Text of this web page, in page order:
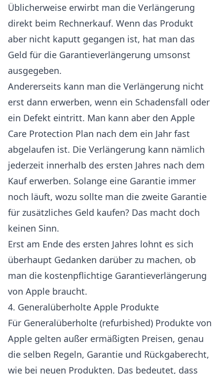
Üblicherweise erwirbt man die Verlängerung
direkt beim Rechnerkauf. Wenn das Produkt
aber nicht kaputt gegangen ist, hat man das
Geld für die Garantieverlängerung umsonst
ausgegeben.
Andererseits kann man die Verlängerung nicht
erst dann erwerben, wenn ein Schadensfall oder
ein Defekt eintritt. Man kann aber den Apple
Care Protection Plan nach dem ein Jahr fast
abgelaufen ist. Die Verlängerung kann nämlich
jederzeit innerhalb des ersten Jahres nach dem
Kauf erwerben. Solange eine Garantie immer
noch läuft, wozu sollte man die zweite Garantie
für zusätzliches Geld kaufen? Das macht doch
keinen Sinn.
Erst am Ende des ersten Jahres lohnt es sich
überhaupt Gedanken darüber zu machen, ob
man die kostenpflichtige Garantieverlängerung
von Apple braucht.
4. Generalüberholte Apple Produkte
Für Generalüberholte (refurbished) Produkte von
Apple gelten außer ermäßigten Preisen, genau
die selben Regeln, Garantie und Rückgaberecht,
wie bei neuen Produkten. Das bedeutet, dass